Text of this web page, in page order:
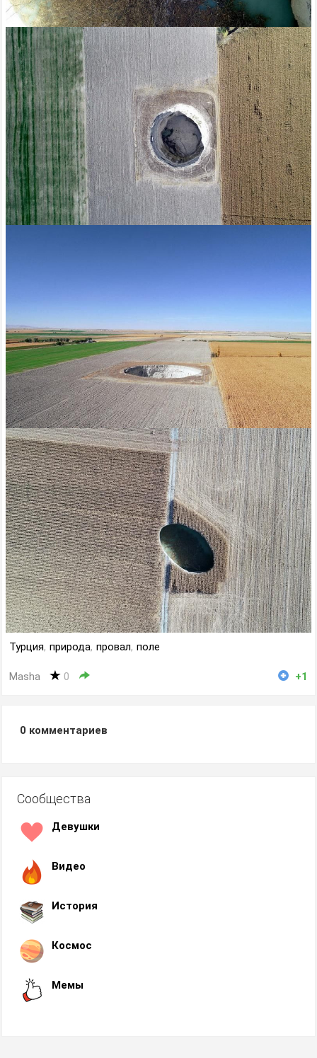
Турция, природа, провал, поле
Masha 0 +1
0 комментариев
Сообщества
Девушки
Видео
История
Космос
Мемы